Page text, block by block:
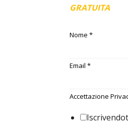
GRATUITA
Nome *
Email *
Accettazione